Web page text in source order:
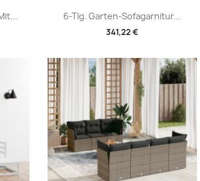
6-Tlg. Garten-Sofagarnitur...
341,22 €